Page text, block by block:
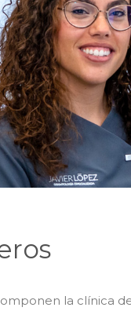
la clínica